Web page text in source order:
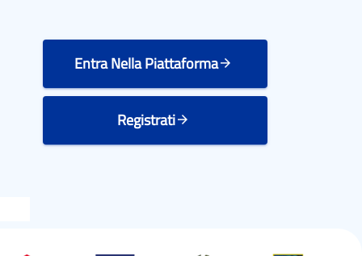
Entra Nella Piattaformaarrow_forward
Registratiarrow_forward